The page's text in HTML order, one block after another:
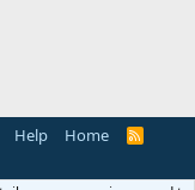
Help Home
R